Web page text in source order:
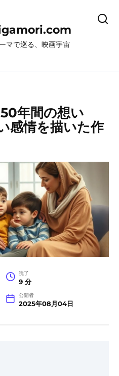
マで巡る、映画宇宙
年間の想い
感情を描いた作
読了
9 分
公開者
2025年08月04日